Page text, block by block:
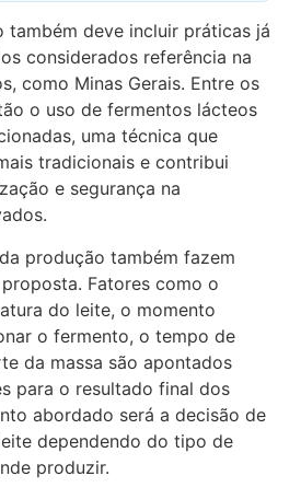
também deve incluir práticas já
considerados referência na
como Minas Gerais. Entre os
o uso de fermentos lácteos
uma técnica que
tradicionais e contribui
e segurança na
produção também fazem
Fatores como o
do leite, o momento
o fermento, o tempo de
da massa são apontados
para o resultado final dos
abordado será a decisão de
dependendo do tipo de
produzir.